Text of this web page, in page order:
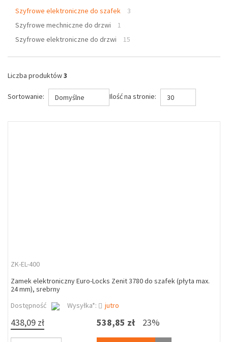
Szyfrowe elektroniczne do szafek
3
Szyfrowe mechniczne do drzwi
1
Szyfrowe elektroniczne do drzwi
15
Liczba produktów3
Sortowanie: Domyślne Ilość na stronie: 30
ZK-EL-400
Zamek elektroniczny Euro-Locks Zenit 3780 do szafek (płyta max.
24 mm), srebrny
Dostępność
Wysyłka*: jutro
438,09 zł 538,85 zł 23%